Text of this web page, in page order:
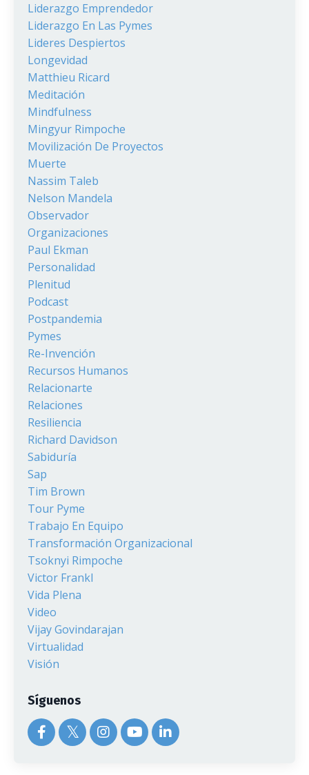
Liderazgo Emprendedor
Liderazgo En Las Pymes
Lideres Despiertos
Longevidad
Matthieu Ricard
Meditación
Mindfulness
Mingyur Rimpoche
Movilización De Proyectos
Muerte
Nassim Taleb
Nelson Mandela
Observador
Organizaciones
Paul Ekman
Personalidad
Plenitud
Podcast
Postpandemia
Pymes
Re-Invención
Recursos Humanos
Relacionarte
Relaciones
Resiliencia
Richard Davidson
Sabiduría
Sap
Tim Brown
Tour Pyme
Trabajo En Equipo
Transformación Organizacional
Tsoknyi Rimpoche
Victor Frankl
Vida Plena
Video
Vijay Govindarajan
Virtualidad
Visión
Síguenos